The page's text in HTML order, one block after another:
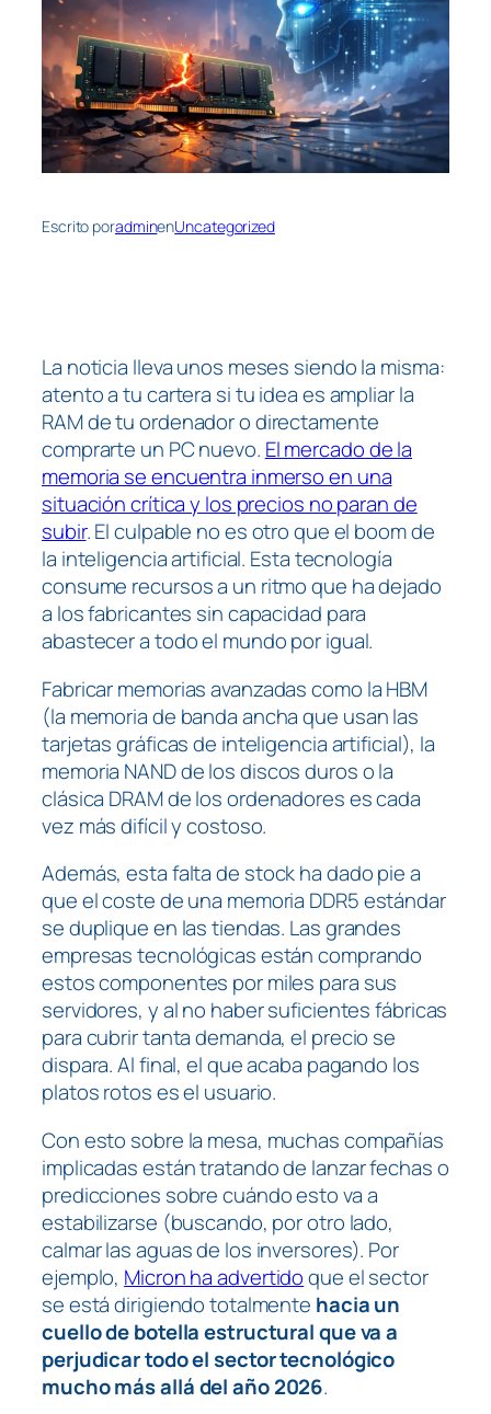
Escrito poradminenUncategorized
La noticia lleva unos meses siendo la misma:
atento a tu cartera si tu idea es ampliar la
RAM de tu ordenador o directamente
comprarte un PC nuevo. El mercado de la
memoria se encuentra inmerso en una
situación crítica y los precios no paran de
subir. El culpable no es otro que el boomde
la inteligencia artificial. Esta tecnología
consume recursos a un ritmo que ha dejado
a los fabricantes sin capacidad para
abastecer a todo el mundo por igual.
Fabricar memorias avanzadas como la HBM
(la memoria de banda ancha que usan las
tarjetas gráficas de inteligencia artificial), la
memoria NAND de los discos duros o la
clásica DRAM de los ordenadores es cada
vez más difícil y costoso.
Además, esta falta de stockha dado pie a
que el coste de una memoria DDR5 estándar
se duplique en las tiendas. Las grandes
empresas tecnológicas están comprando
estos componentes por miles para sus
servidores, y al no haber suficientes fábricas
para cubrir tanta demanda, el precio se
dispara. Al final, el que acaba pagando los
platos rotos es el usuario.
Con esto sobre la mesa, muchas compañías
implicadas están tratando de lanzar fechas o
predicciones sobre cuándo esto va a
estabilizarse (buscando, por otro lado,
calmar las aguas de los inversores). Por
ejemplo, Micron ha advertidoque el sector
se está dirigiendo totalmente hacia un
cuello de botella estructural que va a
perjudicar todo el sector tecnológico
mucho más allá del año 2026.